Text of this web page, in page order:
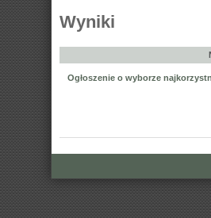
Wyniki
Ogłoszenie o wyborze